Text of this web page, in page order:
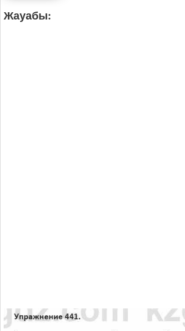
Жауабы: